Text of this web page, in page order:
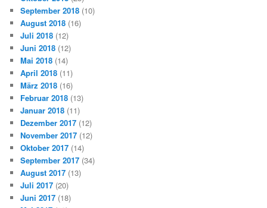
September 2018 (10)
August 2018 (16)
Juli 2018 (12)
Juni 2018 (12)
Mai 2018 (14)
April 2018 (11)
März 2018 (16)
Februar 2018 (13)
Januar 2018 (11)
Dezember 2017 (12)
November 2017 (12)
Oktober 2017 (14)
September 2017 (34)
August 2017 (13)
Juli 2017 (20)
Juni 2017 (18)